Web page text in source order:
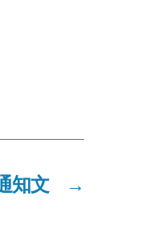
→
知文